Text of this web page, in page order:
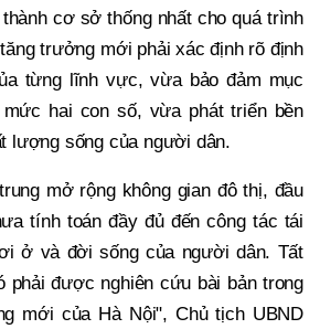
cơ sở thống nhất cho quá trình
trưởng mới phải xác định rõ định
từng lĩnh vực, vừa bảo đảm mục
hai con số, vừa phát triển bền
lượng sống của người dân.
mở rộng không gian đô thị, đầu
tính toán đầy đủ đến công tác tái
ở và đời sống của người dân. Tất
phải được nghiên cứu bài bản trong
mới của Hà Nội", Chủ tịch UBND